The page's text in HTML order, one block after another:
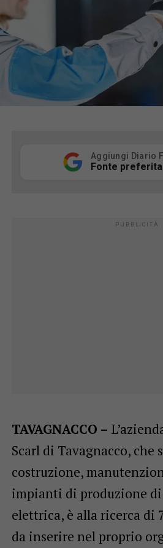
Aggiungi Diario
Fonte
TAVAGNACCO –
Scarl di Tavagnacco, che
costruzione,
impianti di produzione
elettrica, è alla ricerca di
da inserire nel proprio